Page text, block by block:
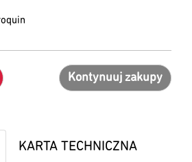
Kontynuuj zakupy
KARTA TECHNICZNA